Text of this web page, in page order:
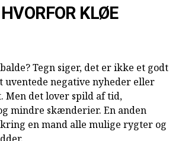
KLØE
Tegn siger, det er ikke et godt
uventede negative nyheder eller
Men det lover spild af tid,
mindre skænderier. En anden
en mand alle mulige rygter og